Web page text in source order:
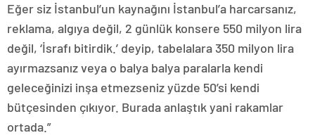
Eğer siz İstanbul’un kaynağını İstanbul’a harcarsanız,
reklama, algıya değil, 2 günlük konsere 550 milyon lira
değil, ‘İsrafı bitirdik.’ deyip, tabelalara 350 milyon lira
ayırmazsanız veya o balya balya paralarla kendi
geleceğinizi inşa etmezseniz yüzde 50’si kendi
bütçesinden çıkıyor. Burada anlaştık yani rakamlar
ortada.”